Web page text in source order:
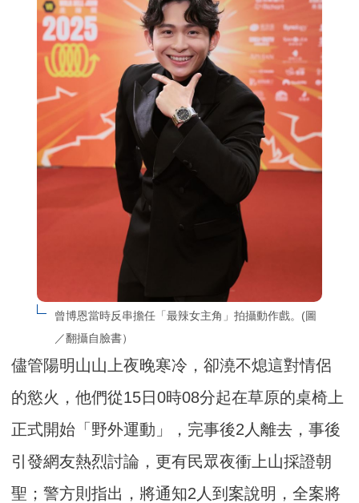
曾博恩當時反串擔任「最辣女主角」拍攝動作戲。(圖
／翻攝自臉書）
儘管陽明山山上夜晚寒冷，卻澆不熄這對情侶
的慾火，他們從15日0時08分起在草原的桌椅上
正式開始「野外運動」，完事後2人離去，事後
引發網友熱烈討論，更有民眾夜衝上山採證朝
聖；警方則指出，將通知2人到案說明，全案將